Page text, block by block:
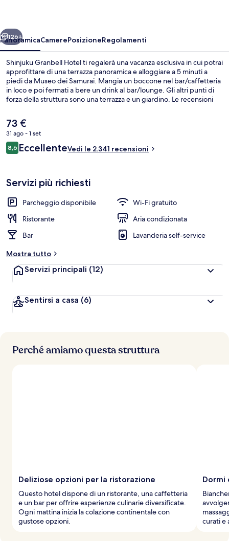
Suite, 1 letto king, non fumatori |
Avanti
126+
PanoramicaCamerePosizioneRegolamenti
Shinjuku Granbell Hotel ti regalerà una vacanza esclusiva in cui potrai
approfittare di una terrazza panoramica e alloggiare a 5 minuti a
piedi da Museo dei Samurai. Mangia un boccone nel bar/caffetteria
in loco e poi fermati a bere un drink al bar/lounge. Gli altri punti di
forza della struttura sono una terrazza e un giardino. Le recensioni
struttura è una comoda base per spostarsi con i mezzi pubblici:
Stazione di Higashi-Shinjuku si trova a 4 min a piedi e Stazione di
Shinjuku-sanchōme a 5.
Il
prezzo
attuale
è
73 €
31 ago - 1 set
Recensioni
8,68,6 su 10
EccellenteVedi le 2.341 recensioni
Servizi più richiesti
Parcheggio disponibile
Wi-Fi gratuito
Ristorante
Aria condizionata
Bar
Lavanderia self-service
Mostra tutto
Servizi principali (12)
Sentirsi a casa (6)
Perché amiamo questa struttura
Deliziose opzioni per la ristorazione
Questo hotel dispone di un ristorante, una caffetteria
e un bar per offrire esperienze culinarie diversificate.
Ogni mattina inizia la colazione continentale con
gustose opzioni.
Dormi
curati e